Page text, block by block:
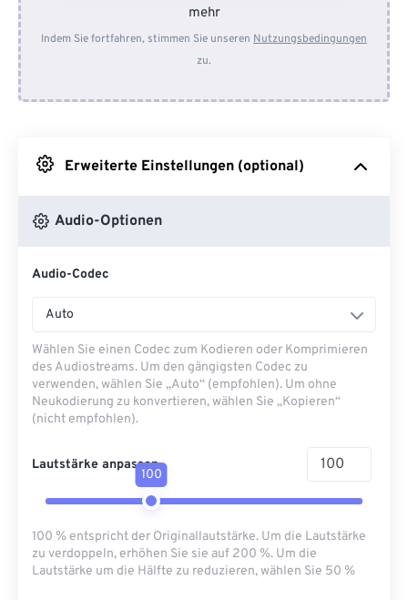
Vom Gerät
Von Dropbox
mehr
Indem Sie fortfahren, stimmen Sie unseren Nutzungsbedingungen
zu.
Erweiterte Einstellungen (optional)
Audio-Optionen
Audio-Codec
Auto
Wählen Sie einen Codec zum Kodieren oder Komprimieren
des Audiostreams. Um den gängigsten Codec zu
verwenden, wählen Sie „Auto“ (empfohlen). Um ohne
Neukodierung zu konvertieren, wählen Sie „Kopieren“
(nicht empfohlen).
Lautstärke anpassen
100
100 % entspricht der Originallautstärke. Um die Lautstärke
zu verdoppeln, erhöhen Sie sie auf 200 %. Um die
Lautstärke um die Hälfte zu reduzieren, wählen Sie 50 %